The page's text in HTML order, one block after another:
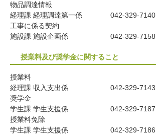
物品調達情報
経理課 経理調達第一係
042-329-7140
工事に係る契約
施設課 施設企画係
042-329-7158
授業料及び奨学金に関すること
授業料
経理課 収入支出係
042-329-7143
奨学金
学生課 学生支援係
042-329-7187
授業料免除
学生課 学生支援係
042-329-7186